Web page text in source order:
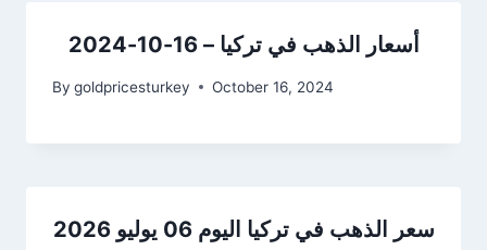
أسعار الذهب في تركيا – 16-10-2024
By goldpricesturkey October 16, 2024
سعر الذهب في تركيا اليوم 06 يوليو 2026